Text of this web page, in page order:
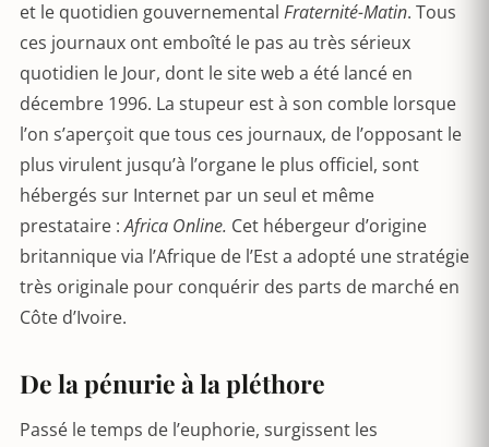
et le quotidien gouvernemental Fraternité-Matin. Tous
ces journaux ont emboîté le pas au très sérieux
quotidien le Jour, dont le site web a été lancé en
décembre 1996. La stupeur est à son comble lorsque
l’on s’aperçoit que tous ces journaux, de l’opposant le
plus virulent jusqu’à l’organe le plus officiel, sont
hébergés sur Internet par un seul et même
prestataire :Africa Online. Cet hébergeur d’origine
britannique via l’Afrique de l’Est a adopté une stratégie
très originale pour conquérir des parts de marché en
Côte d’Ivoire.
De la pénurie à la pléthore
Passé le temps de l’euphorie, surgissent les